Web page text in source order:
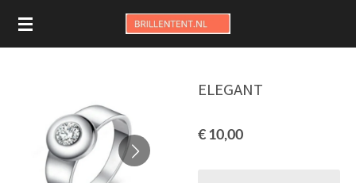
Ga
direct
ELEGANT
€ 10,00